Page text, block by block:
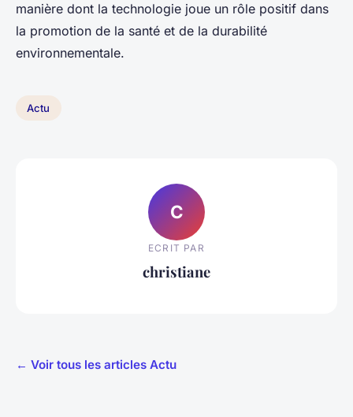
manière dont la technologie joue un rôle positif dans
la promotion de la santé et de la durabilité
environnementale.
Actu
C
ECRIT PAR
christiane
← Voir tous les articles Actu